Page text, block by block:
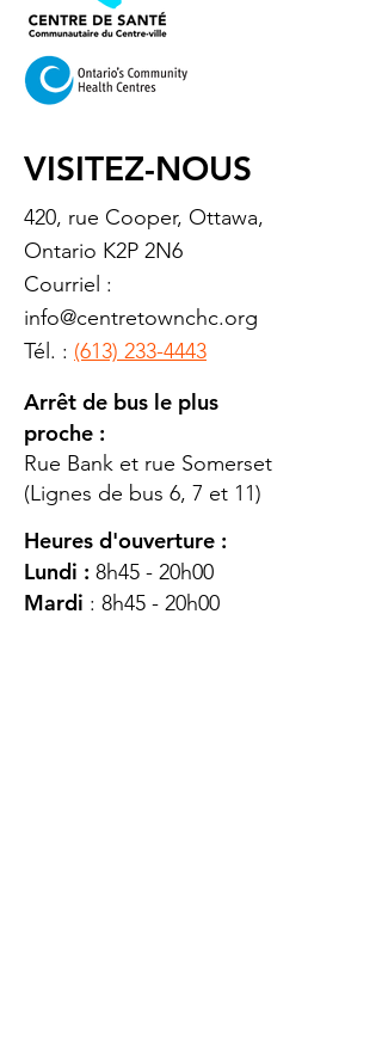
VISITEZ-NOUS
420, rue Cooper, Ottawa,
Ontario K2P 2N6
Courriel :
info@centretownchc.org
Tél. : (613) 233-4443
Arrêt de bus le plus
proche :
Rue Bank et rue Somerset
(Lignes de bus 6, 7 et 11)
Heures d'ouverture :
Lundi : 8h45 - 20h00
Mardi : 8h45 - 20h00